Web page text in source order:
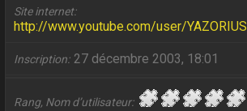
Site internet
http://www.youtube.com/user/YAZORIUS
Inscription 27 décembre 2003, 18:01
Rang, Nom d’utilisateur